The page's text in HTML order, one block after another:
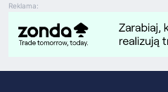
Reklama: